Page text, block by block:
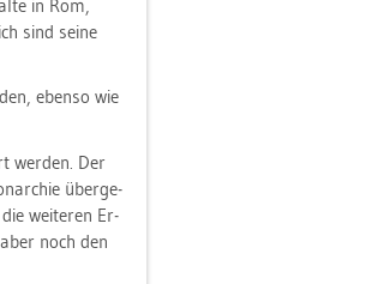
in Rom,
sind seine
eben­so wie
wer­den. Der
über­ge­
wei­te­ren Er­
noch den